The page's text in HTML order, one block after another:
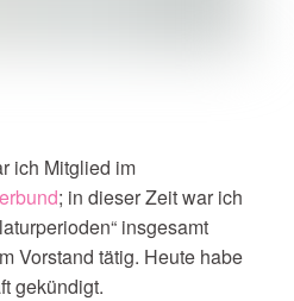
ich Mitglied im
; in dieser Zeit war ich
insgesamt
Vorstand tätig. Heute habe
gekündigt.